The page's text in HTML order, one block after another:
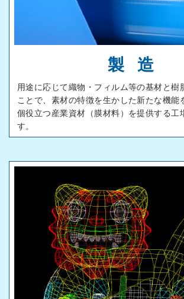
製 造
用途に応じて織物・フィルム等の基材と樹
ことで、素材の特徴を生かした新たな機能
個役立つ産業資材（膜材料）を提供する工
す。